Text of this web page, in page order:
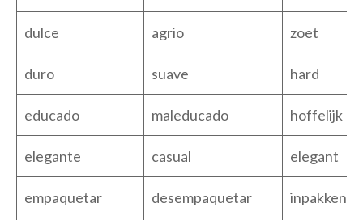
dulce agrio zoet
duro suave hard
educado maleducado hoffelijk
elegante casual elegant
empaquetar desempaquetar inpakken